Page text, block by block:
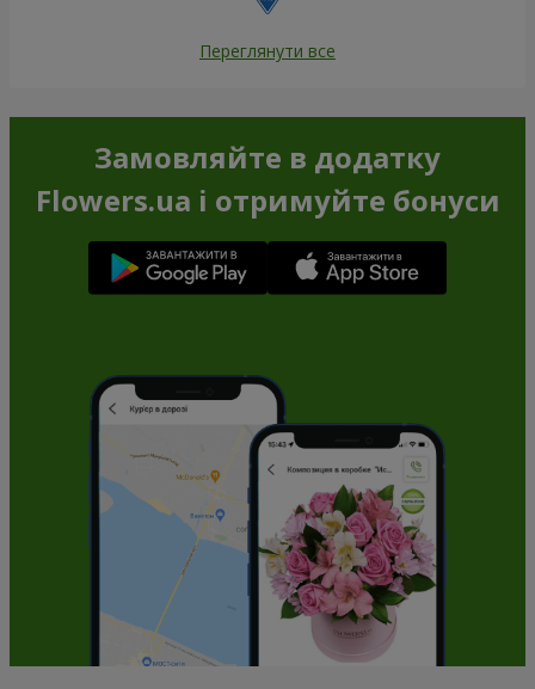
Переглянути все
Замовляйте в додатку
Flowers.ua і отримуйте бонуси